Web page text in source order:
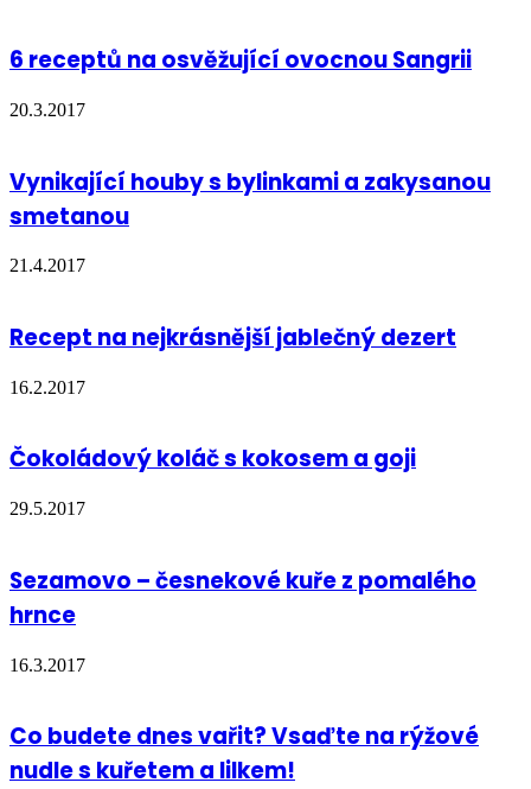
6 receptů na osvěžující ovocnou Sangrii
20.3.2017
Vynikající houby s bylinkami a zakysanou
smetanou
21.4.2017
Recept na nejkrásnější jablečný dezert
16.2.2017
Čokoládový koláč s kokosem a goji
29.5.2017
Sezamovo – česnekové kuře z pomalého
hrnce
16.3.2017
Co budete dnes vařit? Vsaďte na rýžové
nudle s kuřetem a lilkem!